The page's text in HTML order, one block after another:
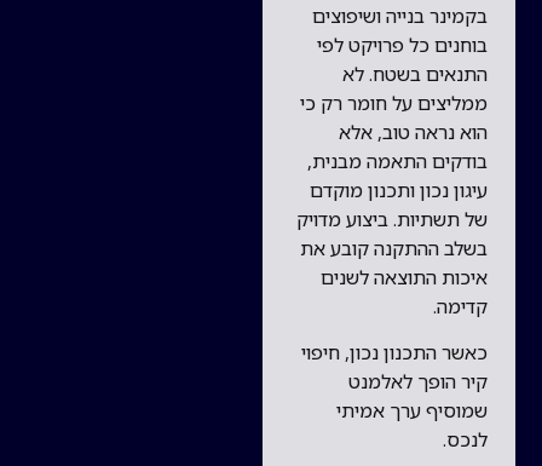
בקמינר בנייה ושיפוצים
בוחנים כל פרויקט לפי
התנאים בשטח. לא
ממליצים על חומר רק כי
הוא נראה טוב, אלא
בודקים התאמה מבנית,
עיגון נכון ותכנון מוקדם
של תשתיות. ביצוע מדויק
בשלב ההתקנה קובע את
איכות התוצאה לשנים
קדימה.
כאשר התכנון נכון, חיפוי
קיר הופך לאלמנט
שמוסיף ערך אמיתי
לנכס.